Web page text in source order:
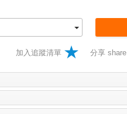
加入追蹤清單 分享 share